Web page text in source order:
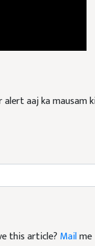
aaj ka mausam ki
this article?